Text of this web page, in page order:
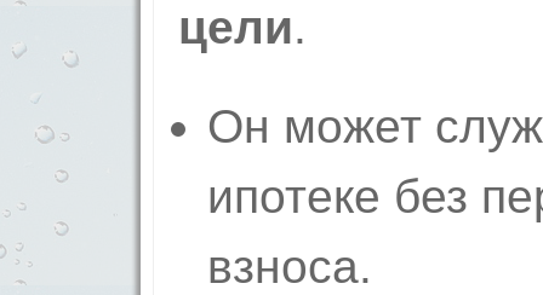
цели.
Он может
ипотеке без
взноса.